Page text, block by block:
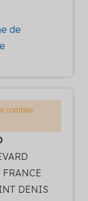
de
combles
FRANCE
DENIS